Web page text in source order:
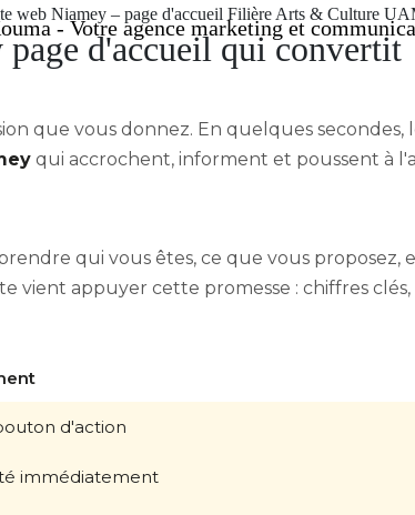
d'accueil qui convertit
que vous donnez. En quelques
qui accrochent, informent et poussent à
qui vous êtes, ce que vous
vient appuyer cette promesse : chiffres clés,
d'action
immédiatement